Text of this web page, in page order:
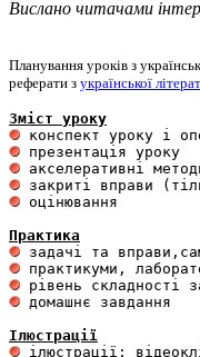
Вислано читачами
Планування уроків з
реферати з української
Зміст уроку
оцінювання
Практика
домашнє завдання
Ілюстрації